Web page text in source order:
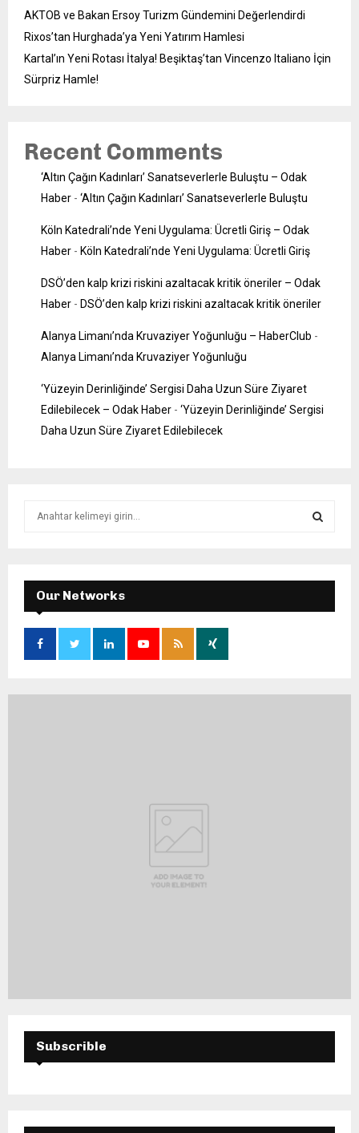
AKTOB ve Bakan Ersoy Turizm Gündemini Değerlendirdi
Rixos’tan Hurghada’ya Yeni Yatırım Hamlesi
Kartal’ın Yeni Rotası İtalya! Beşiktaş’tan Vincenzo Italiano İçin
Sürpriz Hamle!
Recent Comments
‘Altın Çağın Kadınları’ Sanatseverlerle Buluştu – Odak
Haber - ‘Altın Çağın Kadınları’ Sanatseverlerle Buluştu
Köln Katedrali’nde Yeni Uygulama: Ücretli Giriş – Odak
Haber - Köln Katedrali’nde Yeni Uygulama: Ücretli Giriş
DSÖ’den kalp krizi riskini azaltacak kritik öneriler – Odak
Haber - DSÖ’den kalp krizi riskini azaltacak kritik öneriler
Alanya Limanı’nda Kruvaziyer Yoğunluğu – HaberClub -
Alanya Limanı’nda Kruvaziyer Yoğunluğu
‘Yüzeyin Derinliğinde’ Sergisi Daha Uzun Süre Ziyaret
Edilebilecek – Odak Haber - ‘Yüzeyin Derinliğinde’ Sergisi
Daha Uzun Süre Ziyaret Edilebilecek
f
o
:
E
A
Our Networks
Subscrible